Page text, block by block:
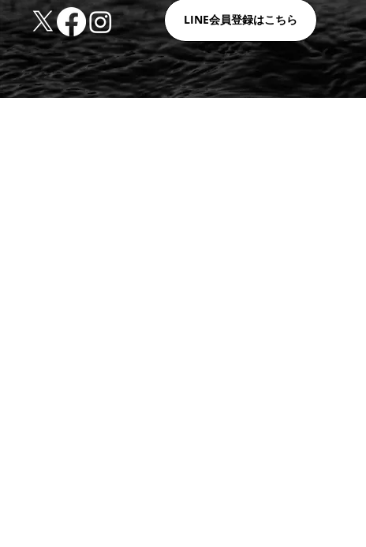
LINE会員登録はこちら